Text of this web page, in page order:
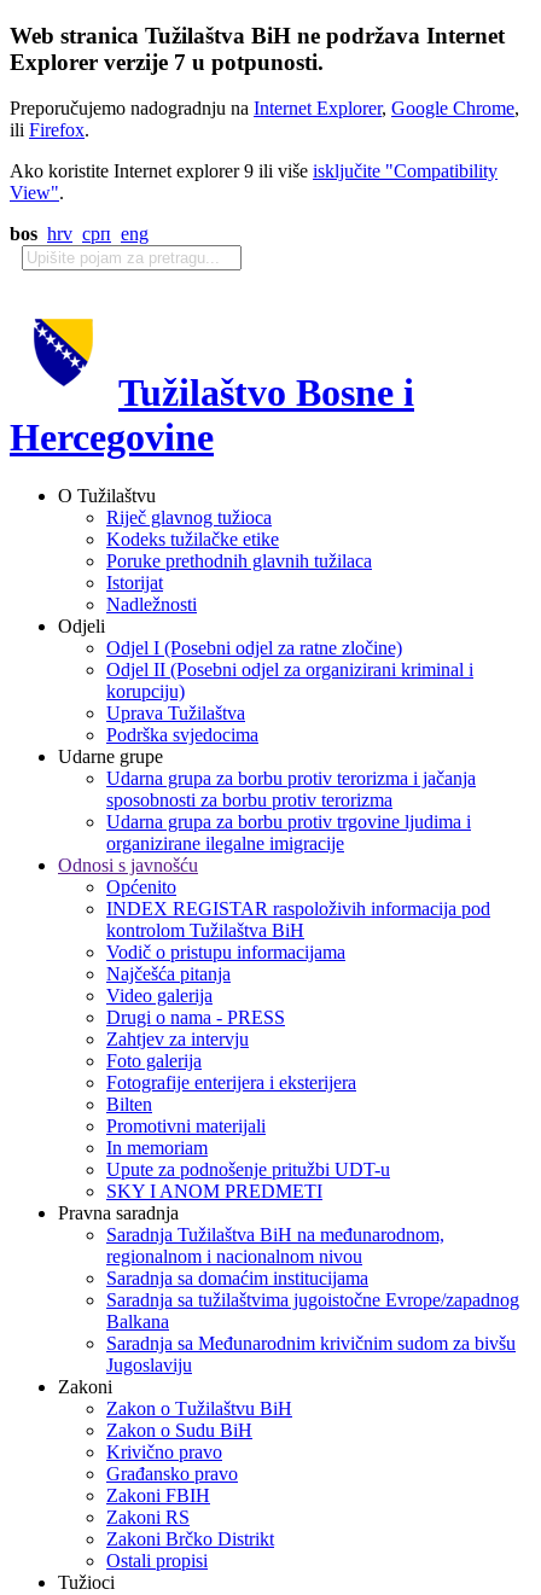
Web stranica Tužilaštva BiH ne podržava Internet
Explorer verzije 7 u potpunosti.
Preporučujemo nadogradnju na Internet Explorer, Google Chrome,
ili Firefox.
Ako koristite Internet explorer 9 ili više isključite "Compatibility
View".
bos hrv срп eng
Tužilaštvo Bosne i
Hercegovine
O Tužilaštvu
Riječ glavnog tužioca
Kodeks tužilačke etike
Poruke prethodnih glavnih tužilaca
Istorijat
Nadležnosti
Odjeli
Odjel I (Posebni odjel za ratne zločine)
Odjel II (Posebni odjel za organizirani kriminal i
korupciju)
Uprava Tužilaštva
Podrška svjedocima
Udarne grupe
Udarna grupa za borbu protiv terorizma i jačanja
sposobnosti za borbu protiv terorizma
Udarna grupa za borbu protiv trgovine ljudima i
organizirane ilegalne imigracije
Odnosi s javnošću
Općenito
INDEX REGISTAR raspoloživih informacija pod
kontrolom Tužilaštva BiH
Vodič o pristupu informacijama
Najčešća pitanja
Video galerija
Drugi o nama - PRESS
Zahtjev za intervju
Foto galerija
Fotografije enterijera i eksterijera
Bilten
Promotivni materijali
In memoriam
Upute za podnošenje pritužbi UDT-u
SKY I ANOM PREDMETI
Pravna saradnja
Saradnja Tužilaštva BiH na međunarodnom,
regionalnom i nacionalnom nivou
Saradnja sa domaćim institucijama
Saradnja sa tužilaštvima jugoistočne Evrope/zapadnog
Balkana
Saradnja sa Međunarodnim krivičnim sudom za bivšu
Jugoslaviju
Zakoni
Zakon o Тužilaštvu BiH
Zakon o Sudu BiH
Krivično pravo
Građansko pravo
Zakoni FBIH
Zakoni RS
Zakoni Brčko Distrikt
Ostali propisi
Tužioci